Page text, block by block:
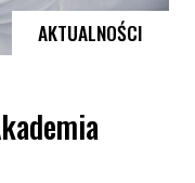
AKTUALNOŚCI